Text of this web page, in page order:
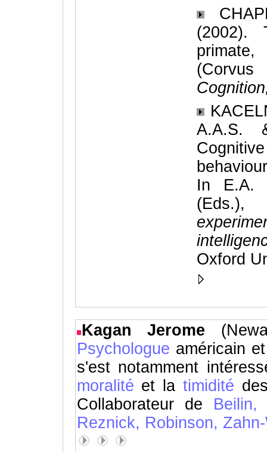
(2002).
A.A.S.
In E.A.
Oxford
Kagan Jerome
Psychologue américain
s'est notamment
moralité et la timidité
Collaborateur de Beilin,
Reznick, Robinson,